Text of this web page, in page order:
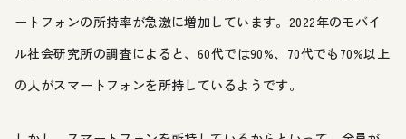
ートフォンの所持率が急激に増加しています。2022年のモバイ
ル社会研究所の調査によると、60代では90%、70代でも70%以上
の人がスマートフォンを所持しているようです。